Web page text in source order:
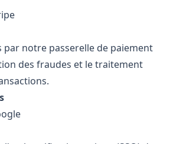
par notre passerelle de paiement
des fraudes et le traitement